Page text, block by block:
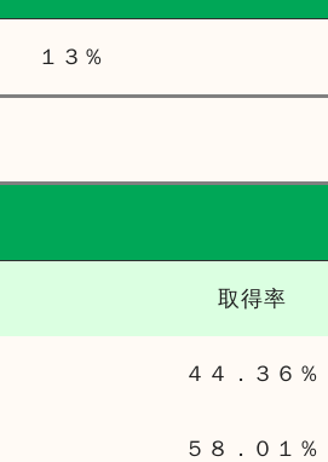
１３％
取得率
４４．３６％
５８．０１％